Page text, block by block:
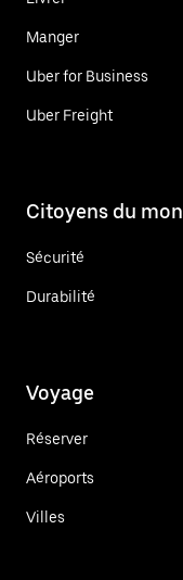
Manger
Uber for Business
Uber Freight
Citoyens du
Sécurité
Durabilité
Voyage
Réserver
Aéroports
Villes